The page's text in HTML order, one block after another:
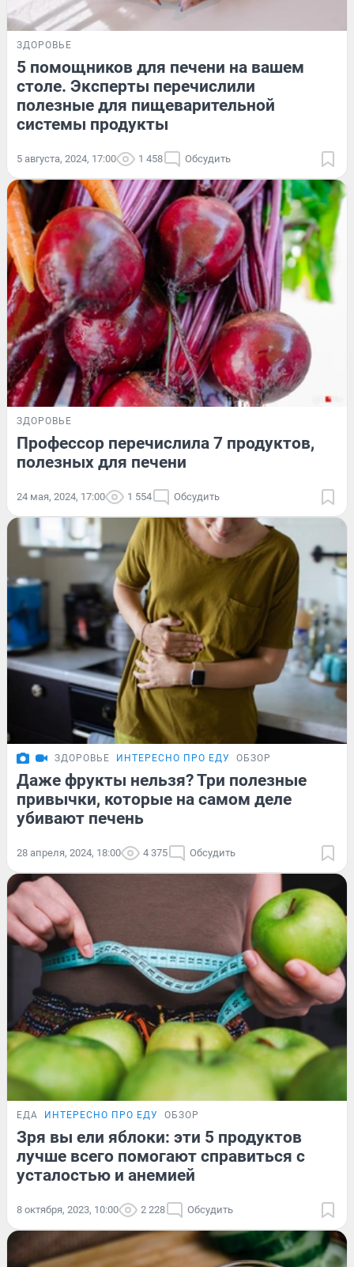
ЗДОРОВЬЕ
5 помощников для печени на вашем
столе. Эксперты перечислили
полезные для пищеварительной
системы продукты
5 августа, 2024, 17:00 1 458 Обсудить
ЗДОРОВЬЕ
Профессор перечислила 7 продуктов,
полезных для печени
24 мая, 2024, 17:00 1 554 Обсудить
ЗДОРОВЬЕ ИНТЕРЕСНО ПРО ЕДУ ОБЗОР
Даже фрукты нельзя? Три полезные
привычки, которые на самом деле
убивают печень
28 апреля, 2024, 18:00 4 375 Обсудить
ЕДА ИНТЕРЕСНО ПРО ЕДУ ОБЗОР
Зря вы ели яблоки: эти 5 продуктов
лучше всего помогают справиться с
усталостью и анемией
8 октября, 2023, 10:00 2 228 Обсудить